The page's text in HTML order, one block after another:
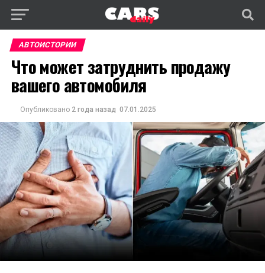
АВТОИСТОРИИ
Что может затруднить продажу
вашего автомобиля
Опубликовано 2 года назад 07.01.2025